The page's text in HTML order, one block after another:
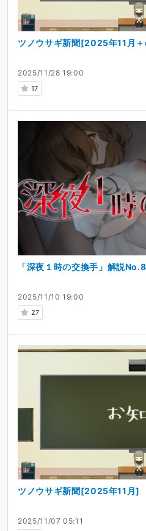
2025/11/28 19:00
17
ツノウサギ新聞[2025年11月
2025/11/10 19:00
27
「深夜１時の交換手」解説No.8
2025/11/07 05:11
ツノウサギ新聞[2025年11月]